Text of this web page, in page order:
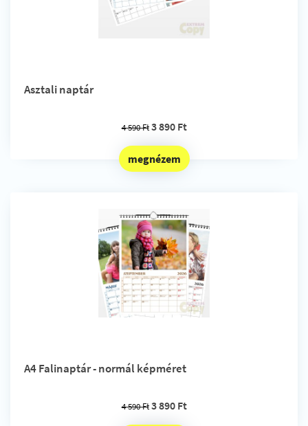
Asztali naptár
4 590 Ft 3 890 Ft
megnézem
A4 Falinaptár - normál képméret
4 590 Ft 3 890 Ft